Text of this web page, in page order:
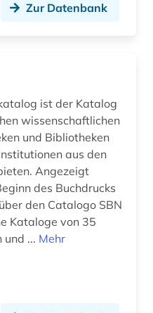
Zur Datenbank
ist der Katalog
wissenschaftlichen
und Bibliotheken
aus den
Angezeigt
des Buchdrucks
Kataloge von 35
und ... Mehr